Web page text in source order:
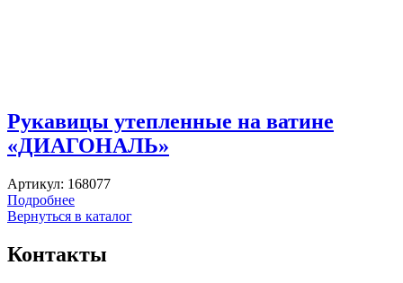
Рукавицы утепленные на ватине
«ДИАГОНАЛЬ»
Артикул: 168077
Подробнее
Вернуться в каталог
Контакты